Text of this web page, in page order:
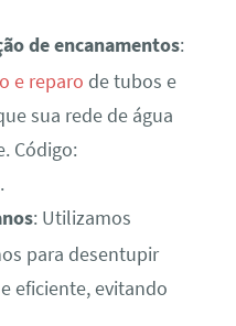
de encanamentos:
e reparo de tubos e
sua rede de água
Código:
: Utilizamos
para desentupir
eficiente, evitando